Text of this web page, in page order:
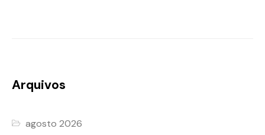
Arquivos
agosto 2026